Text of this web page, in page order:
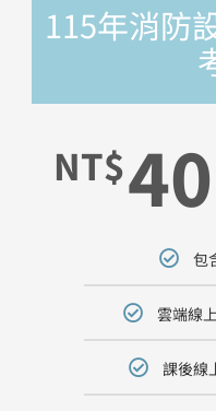
115年消防
NT$
包
雲端線
課後線